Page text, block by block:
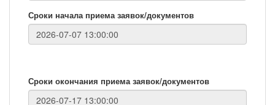
Сроки начала приема заявок/документов
Сроки окончания приема заявок/документов